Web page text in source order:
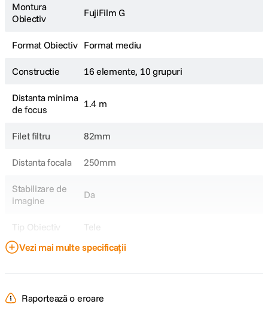
Montura
Obiectiv
FujiFilm G
Format Obiectiv Format mediu
Constructie 16 elemente, 10 grupuri
Distanta minima
de focus
1.4 m
Filet filtru 82mm
Distanta focala 250mm
Stabilizare de
imagine
Da
Tip Obiectiv Tele
Obiectiv Fix /
Focala Fixa
Vezi mai multe specificații
Raportează o eroare